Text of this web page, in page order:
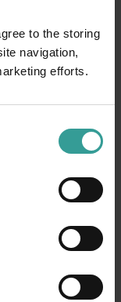
to the storing
navigation,
efforts.
はの魅力
オーストラ
ースは、
た旅の初め